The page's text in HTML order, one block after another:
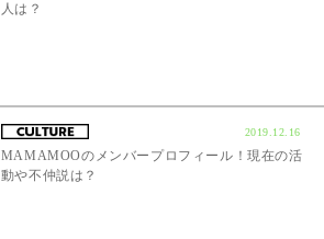
人は？
2019.12.16
MAMAMOOのメンバープロフィール！現在の活
動や不仲説は？